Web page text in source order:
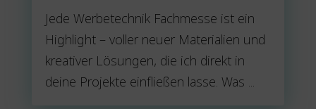
Jede Werbetechnik Fachmesse ist ein
Highlight – voller neuer Materialien und
kreativer Lösungen, die ich direkt in
deine Projekte einfließen lasse. Was ...